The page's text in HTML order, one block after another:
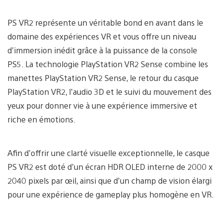
PS VR2 représente un véritable bond en avant dans le
domaine des expériences VR et vous offre un niveau
d’immersion inédit grâce à la puissance de la console
PS5. La technologie PlayStation VR2 Sense combine les
manettes PlayStation VR2 Sense, le retour du casque
PlayStation VR2, l’audio 3D et le suivi du mouvement des
yeux pour donner vie à une expérience immersive et
riche en émotions.
Afin d’offrir une clarté visuelle exceptionnelle, le casque
PS VR2 est doté d’un écran HDR OLED interne de 2000 x
2040 pixels par œil, ainsi que d’un champ de vision élargi
pour une expérience de gameplay plus homogène en VR.